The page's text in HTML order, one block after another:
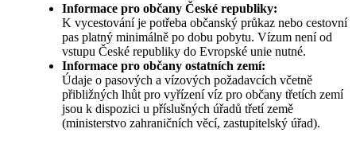
Informace pro občany České republiky:
K vycestování je potřeba občanský průkaz nebo cestovní
pas platný minimálně po dobu pobytu. Vízum není od
vstupu České republiky do Evropské unie nutné.
Informace pro občany ostatních zemí:
Údaje o pasových a vízových požadavcích včetně
přibližných lhůt pro vyřízení víz pro občany třetích zemí
jsou k dispozici u příslušných úřadů třetí země
(ministerstvo zahraničních věcí, zastupitelský úřad).